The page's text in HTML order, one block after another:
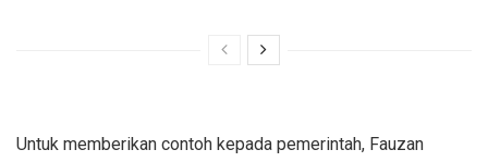
Untuk memberikan contoh kepada pemerintah, Fauzan